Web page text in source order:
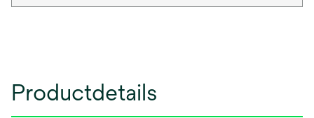
Productdetails